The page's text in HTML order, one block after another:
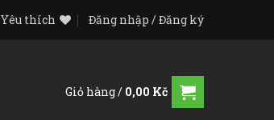
Yêu thích Đăng nhập / Đăng ký
Giỏ hàng / 0,00 Kč